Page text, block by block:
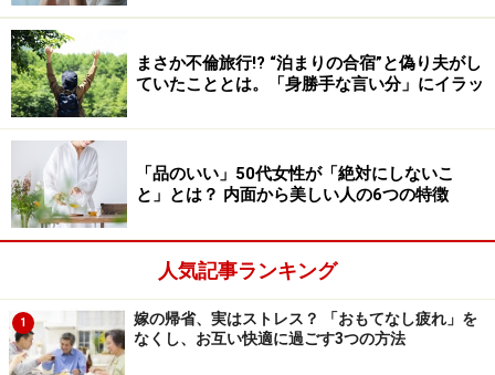
まさか不倫旅行!? “泊まりの合宿”と偽り夫がし
ていたこととは。「身勝手な言い分」にイラッ
「品のいい」50代女性が「絶対にしないこ
と」とは？ 内面から美しい人の6つの特徴
人気記事ランキング
1
嫁の帰省、実はストレス？ 「おもてなし疲れ」を
なくし、お互い快適に過ごす3つの方法